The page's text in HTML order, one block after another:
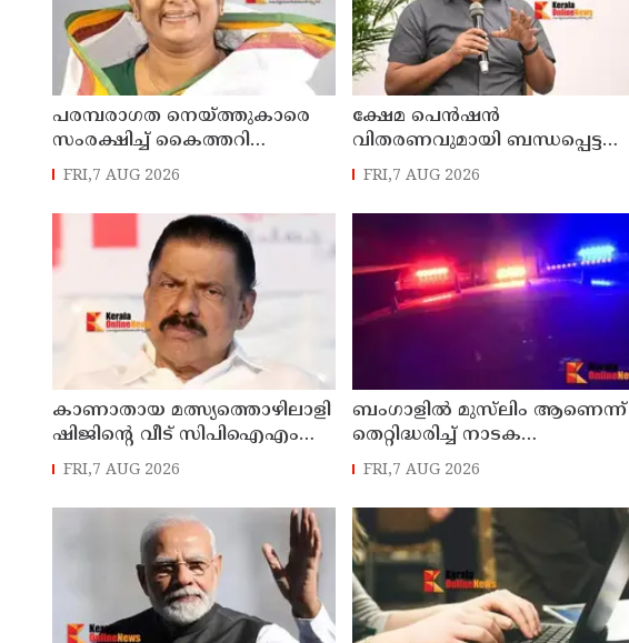
പരമ്പരാഗത നെയ്ത്തുകാരെ
സംരക്ഷിച്ച് കൈത്തറി
മേഖലയുടെ
ആധുനികവത്കരണം
സാധ്യമാക്കും: ഡെപ്യൂട്ടി
സ്പീക്കർ ഷാനിമോൾ ഉസ്മാൻ
FRI,7 AUG 2026
ക്ഷേമ പെൻഷൻ
വിതരണവുമായി ബന്ധപ്പെട്ട
പുതിയ ഉത്തരവ്
ലക്ഷക്കണക്കിന്
സാധാരണക്കാരെ
പ്രതികൂലമായി ബാധിക്കും ;
കെ.എൻ. ബാലഗോപാൽ
FRI,7 AUG 2026
കാണാതായ മത്സ്യത്തൊഴിലാളി
ഷിജിന്റെ വീട് സിപിഐഎം
സംസ്ഥാന സെക്രട്ടറി എം.വി.
FRI,7 AUG 2026
ബംഗാളിൽ മുസ്‍ലിം ആണെന്ന്
തെറ്റിദ്ധരിച്ച് നാടക
പ്രവർത്തകന് ക്രൂരമർദനം
FRI,7 AUG 2026